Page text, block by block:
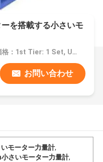
を搭載する小さいモ
価格：1st Tier: 1 Set, Unit Price USD 3.00 2nd Tier: 2-5 Sets, Unit Price USD 2.00 3rd Tier: Over 5 Sets, Unit Price USD 1.00
お問い合わせ
モーター力量計,
さいモーター力量計,